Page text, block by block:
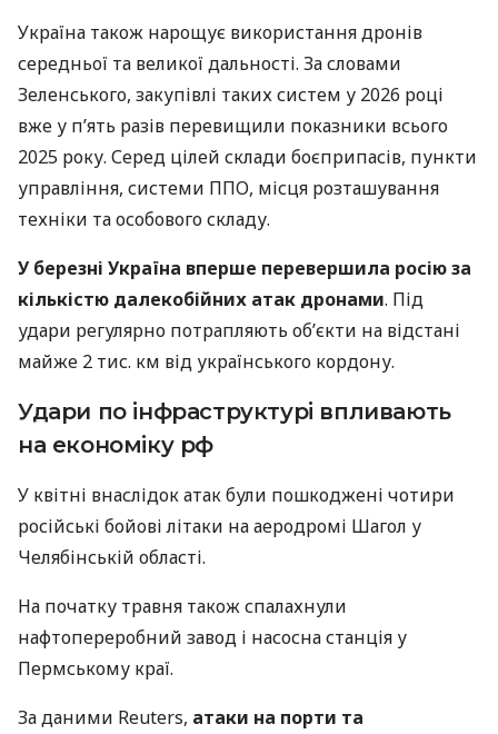
Україна також нарощує використання дронів
середньої та великої дальності. За словами
Зеленського, закупівлі таких систем у 2026 році
вже у п’ять разів перевищили показники всього
2025 року. Серед цілей склади боєприпасів, пункти
управління, системи ППО, місця розташування
техніки та особового складу.
У березні Україна вперше перевершила росію за
кількістю далекобійних атак дронами. Під
удари регулярно потрапляють об’єкти на відстані
майже 2 тис. км від українського кордону.
Удари по інфраструктурі впливають
на економіку рф
У квітні внаслідок атак були пошкоджені чотири
російські бойові літаки на аеродромі Шагол у
Челябінській області.
На початку травня також спалахнули
нафтопереробний завод і насосна станція у
Пермському краї.
За даними Reuters, атаки на порти та